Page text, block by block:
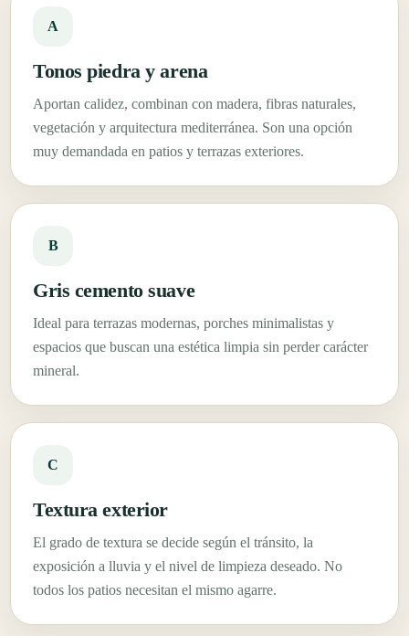
A
Tonos piedra y arena
Aportan calidez, combinan con madera, fibras naturales,
vegetación y arquitectura mediterránea. Son una opción
muy demandada en patios y terrazas exteriores.
B
Gris cemento suave
Ideal para terrazas modernas, porches minimalistas y
espacios que buscan una estética limpia sin perder carácter
mineral.
C
Textura exterior
El grado de textura se decide según el tránsito, la
exposición a lluvia y el nivel de limpieza deseado. No
todos los patios necesitan el mismo agarre.